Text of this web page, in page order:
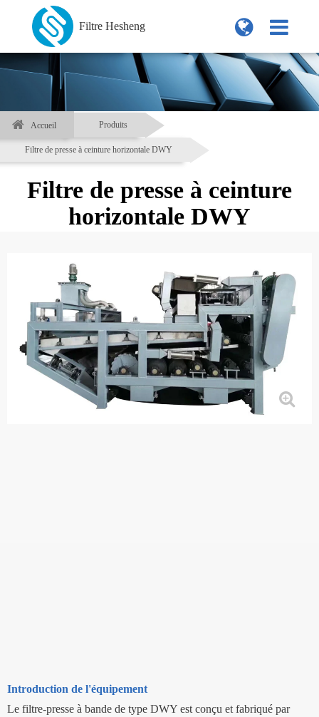
Filtre Hesheng
Accueil Produits
Filtre de presse à ceinture horizontale DWY
Filtre de presse à ceinture
horizontale DWY
Introduction de l'équipement
Le filtre-presse à bande de type DWY est conçu et fabriqué par